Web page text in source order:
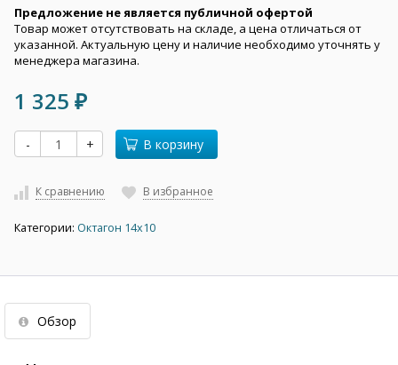
Предложение не является публичной офертой
Товар может отсутствовать на складе, а цена отличаться от
указанной. Актуальную цену и наличие необходимо уточнять у
менеджера магазина.
1 325 ₽
- + В корзину
К сравнению В избранное
Категории: Октагон 14х10
Обзор